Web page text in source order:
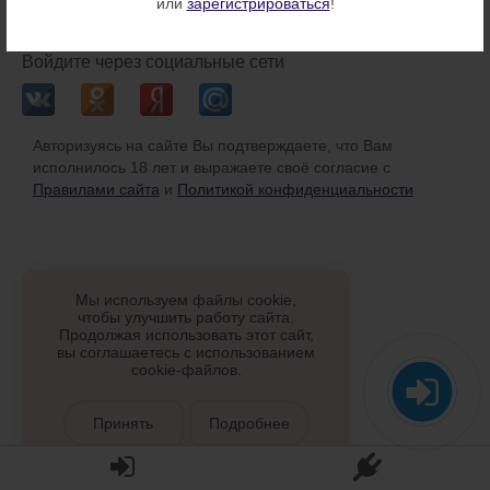
Войдите через социальные сети
Авторизуясь на сайте Вы подтверждаете, что Вам
исполнилось 18 лет и выражаете своё согласие с
Правилами сайта и Политикой конфиденциальности
Мы используем файлы cookie,
чтобы улучшить работу сайта.
Продолжая использовать этот сайт,
вы соглашаетесь с использованием
cookie-файлов.
Принять Подробнее